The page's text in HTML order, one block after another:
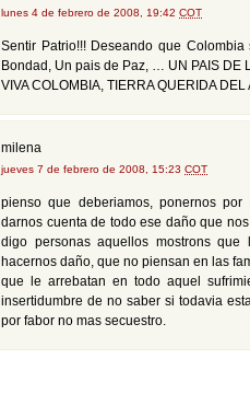
lunes 4 de febrero de 2008, 19:42 COT
Sentir Patrio!!! Deseando que
Bondad, Un pais de Paz, … UN PAIS DE
VIVA COLOMBIA, TIERRA QUERIDA DEL
milena
jueves 7 de febrero de 2008, 15:23 COT
pienso que deberiamos, ponernos
darnos cuenta de todo ese daño que
digo personas aquellos mostrons
hacernos daño, que no piensan en las
que le arrebatan en todo aquel
insertidumbre de no saber si todavia
por fabor no mas secuestro.